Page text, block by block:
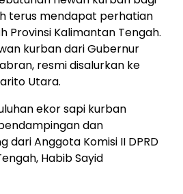
terus mendapat perhatian
Provinsi Kalimantan Tengah.
kurban dari Gubernur
resmi disalurkan ke
Utara.
ekor sapi kurban
dan
dari Anggota Komisi II DPRD
Habib Sayid